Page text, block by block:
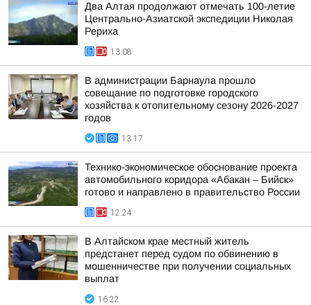
Два Алтая продолжают отмечать 100-летие
Центрально-Азиатской экспедиции Николая
Рериха
13:08
В администрации Барнаула прошло
совещание по подготовке городского
хозяйства к отопительному сезону 2026-2027
годов
13:17
Технико-экономическое обоснование проекта
автомобильного коридора «Абакан – Бийск»
готово и направлено в правительство России
12:24
В Алтайском крае местный житель
предстанет перед судом по обвинению в
мошенничестве при получении социальных
выплат
16:22